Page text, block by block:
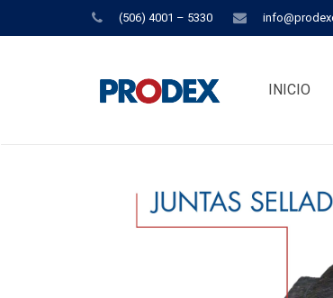
(506) 4001 – 5330
INICIO